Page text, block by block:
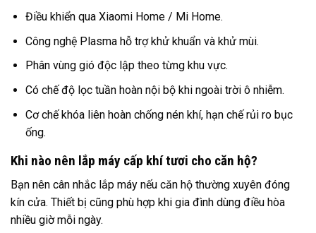
Điều khiển qua Xiaomi Home / Mi Home.
Công nghệ Plasma hỗ trợ khử khuẩn và khử mùi.
Phân vùng gió độc lập theo từng khu vực.
Có chế độ lọc tuần hoàn nội bộ khi ngoài trời ô nhiễm.
Cơ chế khóa liên hoàn chống nén khí, hạn chế rủi ro bục
ống.
Khi nào nên lắp máy cấp khí tươi cho căn hộ?
Bạn nên cân nhắc lắp máy nếu căn hộ thường xuyên đóng
kín cửa. Thiết bị cũng phù hợp khi gia đình dùng điều hòa
nhiều giờ mỗi ngày.